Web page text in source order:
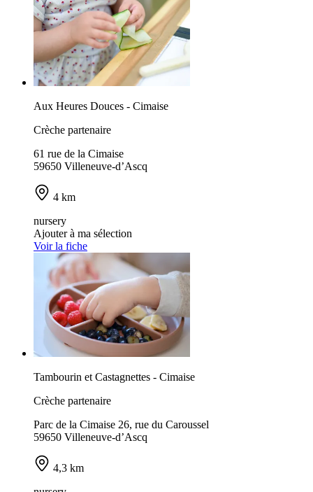
Aux Heures Douces - Cimaise
Crèche partenaire
61 rue de la Cimaise
59650 Villeneuve-d’Ascq
4 km
nursery
Ajouter à ma sélection
Voir la fiche
Tambourin et Castagnettes - Cimaise
Crèche partenaire
Parc de la Cimaise 26, rue du Caroussel
59650 Villeneuve-d’Ascq
4,3 km